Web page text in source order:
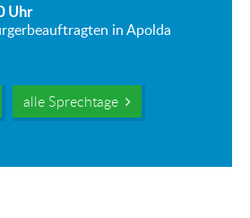
Uhr
in Apolda
alle Sprechtage